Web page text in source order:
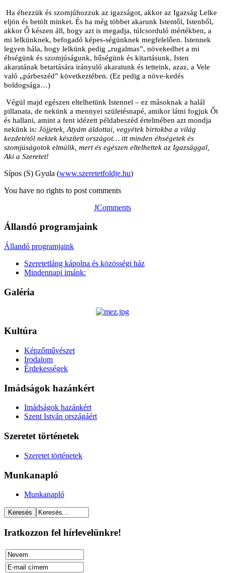
Ha éhezzük és szomjúhozzuk az igazságot, akkor az Igazság Lelke
eljön és betölt minket. És ha még többet akarunk Istentől, Istenből,
akkor Ő készen áll, hogy azt is megadja, túlcsorduló mértékben, a
mi lelkünknek, befogadó képes-ségünknek megfelelően. Istennek
legyen hála, hogy lelkünk pedig „rugalmas”, növekedhet a mi
éhségünk és szomjúságunk, hűségünk és kitartásunk, Isten
akaratának betartására irányuló akaratunk és tetteink, azaz, a Vele
való „párbeszéd” következtében. (Ez pedig a növe-kedés
boldogsága…)
Végül majd egészen eltelhetünk Istennel – ez másoknak a halál
pillanata, de nekünk a mennyei születésnapé, amikor látni fogjuk Őt
és hallani, amint a fent idézett példabeszéd értelmében azt mondja
nekünk is: Jöjjetek, Atyám áldottai, vegyétek birtokba a világ
kezdetétől nektek készített országot… itt minden éhségetek és
szomjúságotok elmúlik, mert és egészen eltelhettek az Igazsággal,
Aki a Szeretet!
Sípos (S) Gyula (www.szeretetfoldje.hu)
You have no rights to post comments
JComments
Állandó programjaink
Állandó programjaink
Szeretetláng kápolna és közösségi ház
Mindennapi imánk:
Galéria
Kultúra
Képzőművészet
Irodalom
Érdekességek
Imádságok hazánkért
Imádságok hazánkért
Szent István országáért
Szeretet történetek
Szeretet történetek
Munkanapló
Munkanapló
Iratkozzon fel hírlevelünkre!